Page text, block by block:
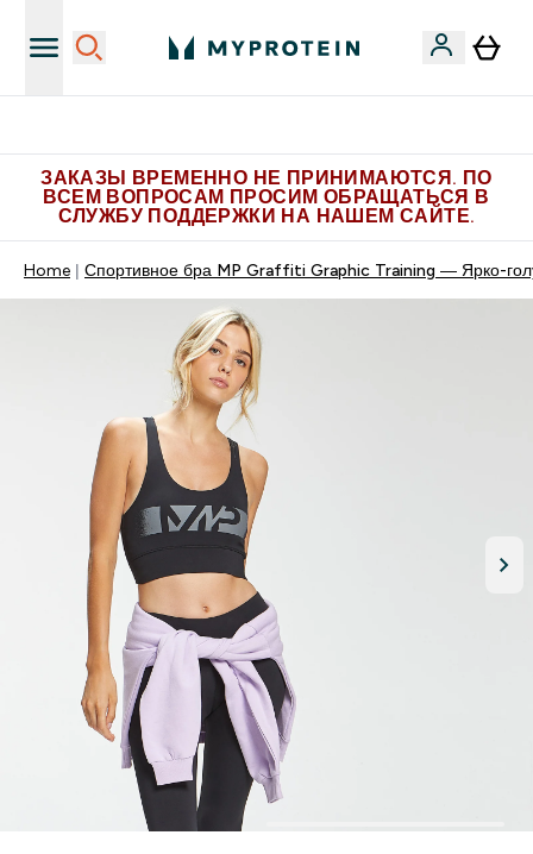
ЗАКАЗЫ ВРЕМЕННО НЕ ПРИНИМАЮТСЯ. ПО
ВСЕМ ВОПРОСАМ ПРОСИМ ОБРАЩАТЬСЯ В
СЛУЖБУ ПОДДЕРЖКИ НА НАШЕМ САЙТЕ.
Home Спортивное бра MP Graffiti Graphic Training — Ярко-